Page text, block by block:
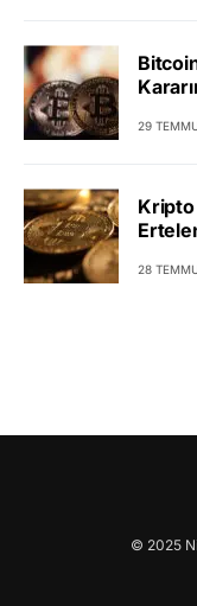
29
Kripto
28
© 2025